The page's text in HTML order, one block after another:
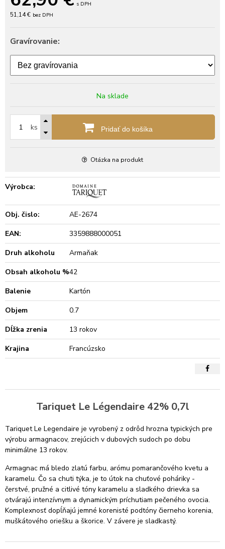
s DPH
51,14 € bez DPH
Gravírovanie:
Na sklade
ks Pridať do košíka
Otázka na produkt
Výrobca:
Obj. čislo:
AE-2674
EAN:
3359888000051
Druh alkoholu
Armaňak
Obsah alkoholu %42
Balenie
Kartón
Objem
0.7
Dĺžka zrenia
13 rokov
Krajina
Francúzsko
Tariquet Le Légendaire 42% 0,7l
Tariquet Le Legendaire je vyrobený z odrôd hrozna typických pre
výrobu armagnacov, zrejúcich v dubových sudoch po dobu
minimálne 13 rokov.
Armagnac má bledo zlatú farbu, arómu pomarančového kvetu a
karamelu. Čo sa chuti týka, je to útok na chuťové poháriky -
čerstvé, pružné a citlivé tóny karamelu a sladkého drievka sa
otvárajú intenzívnym a dynamickým príchutiam pečeného ovocia.
Komplexnosť dopĺňajú jemné korenisté podtóny čierneho korenia,
muškátového oriešku a škorice. V závere je sladkastý.